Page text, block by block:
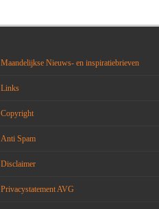
Maandelijkse Nieuws- en inspiratiebrieven
Links
Copyright
Anti Spam
Disclaimer
Privacystatement AVG